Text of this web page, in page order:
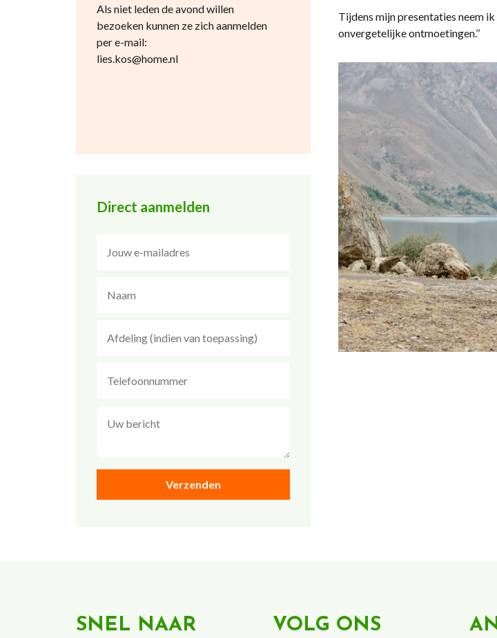
Als niet leden de avond willen
bezoeken kunnen ze zich aanmelden
per e-mail:
lies.kos@home.nl
Direct aanmelden
Tijdens mijn presentaties neem
onvergetelijke ontmoetingen.’’
SNEL NAAR VOLG ONS